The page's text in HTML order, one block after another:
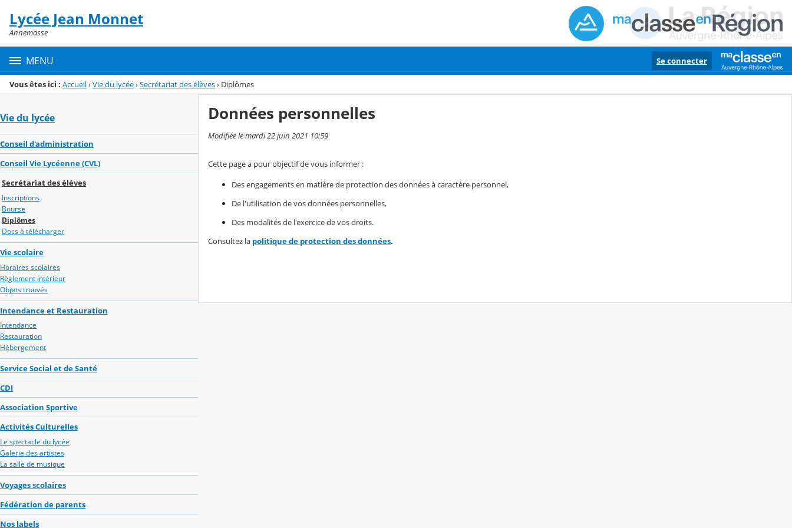
Menu de la rubrique
Contenu
Lycée Jean Monnet
Annemasse
MENU Se connecter
Vous êtes ici : Accueil›Vie du lycée›Secrétariat des élèves› Diplômes
Vie du lycée
Conseil d'administration
Conseil Vie Lycéenne (CVL)
Secrétariat des élèves
Inscriptions
Bourse
Diplômes
Docs à télécharger
Vie scolaire
Horaires scolaires
Règlement intérieur
Objets trouvés
Intendance et Restauration
Intendance
Restauration
Hébergement
Service Social et de Santé
CDI
Association Sportive
Activités Culturelles
Le spectacle du lycée
Galerie des artistes
La salle de musique
Voyages scolaires
Fédération de parents
Nos labels
Données personnelles
Modifiée le mardi 22 juin 2021 10:59
Cette page a pour objectif de vous informer :
Des engagements en matière de protection des données à caractère personnel,
De l'utilisation de vos données personnelles,
Des modalités de l'exercice de vos droits.
Consultez la politique de protection des données.